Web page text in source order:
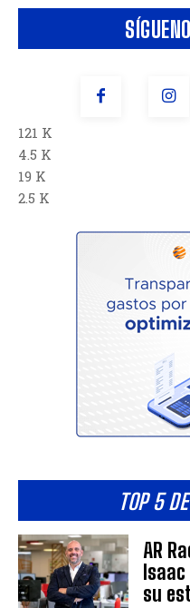
121 K
4.5 K
19 K
2.5 K
TOP 5
AR
su